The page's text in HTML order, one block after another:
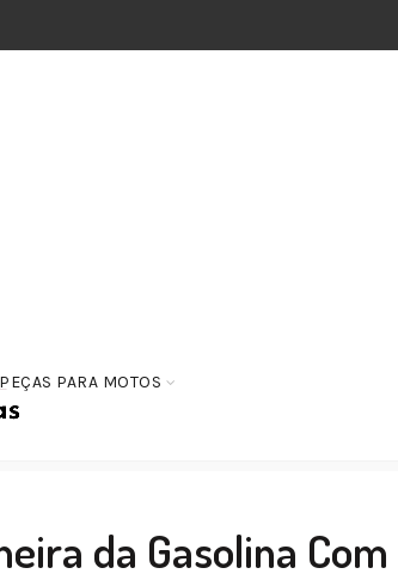
PEÇAS PARA MOTOS
Com Botao XTZ 125/Factor 125/YBR 125
da Gasolina